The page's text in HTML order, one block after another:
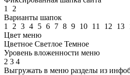
1
2
Варианты шапок
1
2 3 4 5 6 7 8 9 10 11 12 13
Цвет меню
Цветное Светлое Темное
Уровень вложенности меню
2 3 4
Выгружать в меню разделы из